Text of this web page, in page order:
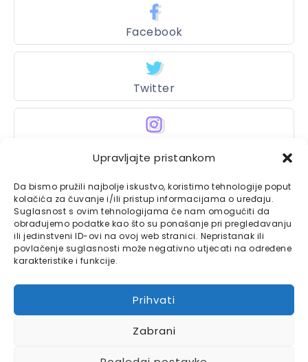
Upravljajte pristankom
Da bismo pružili najbolje iskustvo, koristimo tehnologije poput
kolačića za čuvanje i/ili pristup informacijama o uređaju.
Suglasnost s ovim tehnologijama će nam omogućiti da
obrađujemo podatke kao što su ponašanje pri pregledavanju
ili jedinstveni ID-ovi na ovoj web stranici. Nepristanak ili
povlačenje suglasnosti može negativno utjecati na određene
karakteristike i funkcije.
Prihvati
Zabrani
Facebook
Twitter
Bajtbox
Linkovi
Kontaktirajte nas
Bajtbox koristi
Globalhosthosting